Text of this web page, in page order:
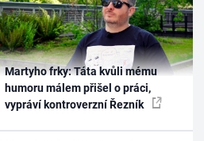
Martyho frky: Táta kvůli mému
humoru málem přišel o práci,
vypráví kontroverzní Řezník